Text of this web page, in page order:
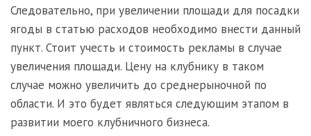
Следовательно, при увеличении площади для посадки
ягоды в статью расходов необходимо внести данный
пункт. Стоит учесть и стоимость рекламы в случае
увеличения площади. Цену на клубнику в таком
случае можно увеличить до среднерыночной по
области. И это будет являться следующим этапом в
развитии моего клубничного бизнеса.